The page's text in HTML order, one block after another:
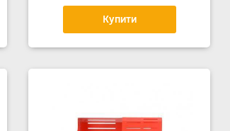
Купити